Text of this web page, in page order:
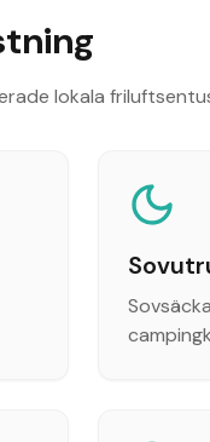
lokala